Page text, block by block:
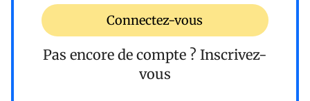
Connectez-vous
Pas encore de compte ? Inscrivez-
vous